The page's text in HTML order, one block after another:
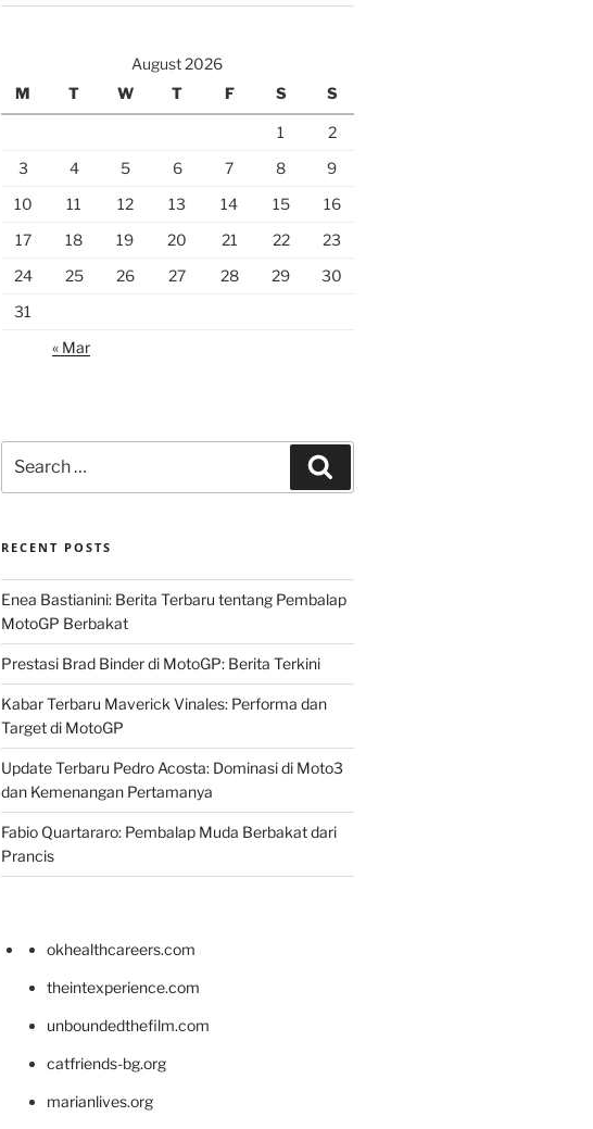
August 2026
M
T W T F S S
1
2
3
4 5 6 7 8
9
10
11 12 13 14 15
16
17
18 19 20 21 22
23
24
25 26 27 28 29
30
31
« Mar
for:
RECENT POSTS
Enea Bastianini: Berita Terbaru tentang Pembalap
MotoGP Berbakat
Prestasi Brad Binder di MotoGP: Berita Terkini
Kabar Terbaru Maverick Vinales: Performa dan
Target di MotoGP
Update Terbaru Pedro Acosta: Dominasi di Moto3
dan Kemenangan Pertamanya
Fabio Quartararo: Pembalap Muda Berbakat dari
Prancis
okhealthcareers.com
theintexperience.com
unboundedthefilm.com
catfriends-bg.org
marianlives.org